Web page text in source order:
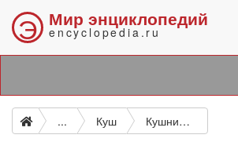
Э Мир энциклопедий
encyclopedia.ru
... Куш Кушниренко Максим Николаевич